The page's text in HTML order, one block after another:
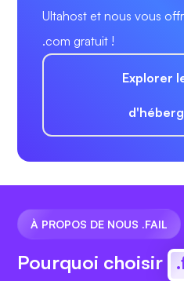
Ultahost et nous vous
.com gratuit !
Explorer
À PROPOS DE NOUS .FAIL
Pourquoi choisir